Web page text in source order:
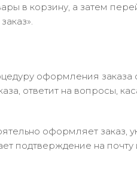
в корзину, а затем
оформления
ответит на вопросы,
оформляет
подтверждение на